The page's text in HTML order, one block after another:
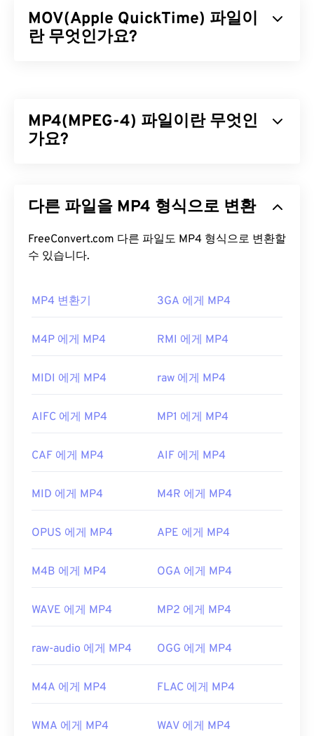
MOV(Apple QuickTime) 파일이
란 무엇인가요?
에 저장하는 데 유용한 것으로 알려져 있습니다.
QuickTime의 주요 특징 중 하나는 동영상 "
MOV 파일을 어떻게 여나요?
기본적으로 MOV 파일은QuickTime 으로 열립니다.
MOV 파일이 2.0 이하 버전인 경우
수 없는 경우, 모바일을 포함한 다양한 플랫폼에서 작
MOV 확장자를 사용하는 다른 두 파일 형식이 있습니
파일 형식은 서로 관련이 없습니다. 하나는 더 이상
습니다. Apple이 이러한 기술을 개발하지 않았으며
QuickTime에서 열리지 않습니다.
개발자: Apple Inc.
유용한 링크:
https://developer.apple.com/library/archive/
MP4(MPEG-4) 파일이란 무엇인
가요?
다. 다양한 기기 및 운영 체제와 호환되며,코덱을
사
파일을 제공합니다. 또한 YouTube와 같은 인터넷 스
트리밍에도 널리 사용되는 비디오 형식입니다. 많은
열립니다. 파일을 두 번 클릭하면 열립니다. 타사 소
프트웨어는 필요하지 않습니다. Windows에서는
로 열립니다.
여는 데 문제가 발생할 수 있습니다. MP4는 다양한
여는 데 문제가 있는 경우 일반적으로 컨테이너의 데
되지 않음을 의미합니다. 이 문제를 해결하려면
개발자: Moving Picture Experts Group(MPEG)
최초 출시: 1999년
유용한 링크:
https://mpeg.chiariglione.org/standards/mpeg-
다른 파일을 MP4 형식으로 변환
FreeConvert.com 다른 파일도 MP4 형식으로 변환할
수 있습니다.
MP4 변환기 3GA 에게 MP4
M4P 에게 MP4 RMI 에게 MP4
MIDI 에게 MP4 raw 에게 MP4
AIFC 에게 MP4 MP1 에게 MP4
CAF 에게 MP4 AIF 에게 MP4
MID 에게 MP4 M4R 에게 MP4
OPUS 에게 MP4 APE 에게 MP4
M4B 에게 MP4 OGA 에게 MP4
WAVE 에게 MP4 MP2 에게 MP4
raw-audio 에게 MP4 OGG 에게 MP4
M4A 에게 MP4 FLAC 에게 MP4
WMA 에게 MP4 WAV 에게 MP4